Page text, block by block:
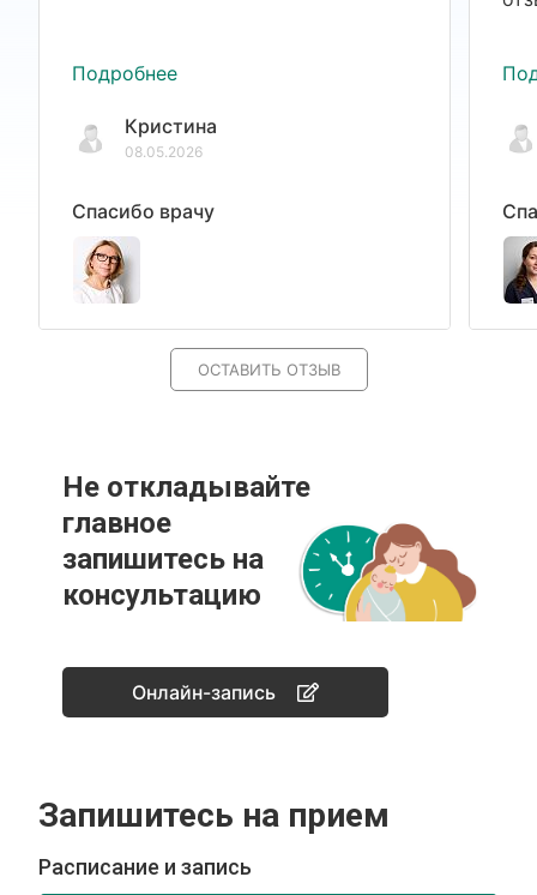
Подробнее
Кристина
08.05.2026
Спасибо врачу
ОСТАВИТЬ ОТЗЫВ
Не откладывайте
главное
запишитесь на
консультацию
Онлайн-запись
Запишитесь на прием
Расписание и запись